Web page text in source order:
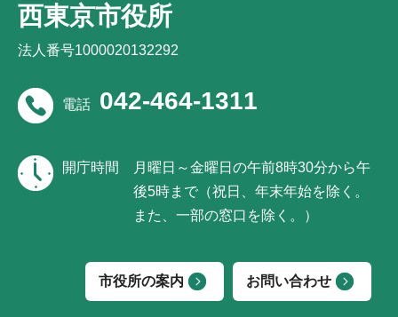
西東京市役所
法人番号1000020132292
電話 042-464-1311
開庁時間
月曜日～金曜日の午前8時30分から午
後5時まで（祝日、年末年始を除く。
また、一部の窓口を除く。）
市役所の案内 お問い合わせ